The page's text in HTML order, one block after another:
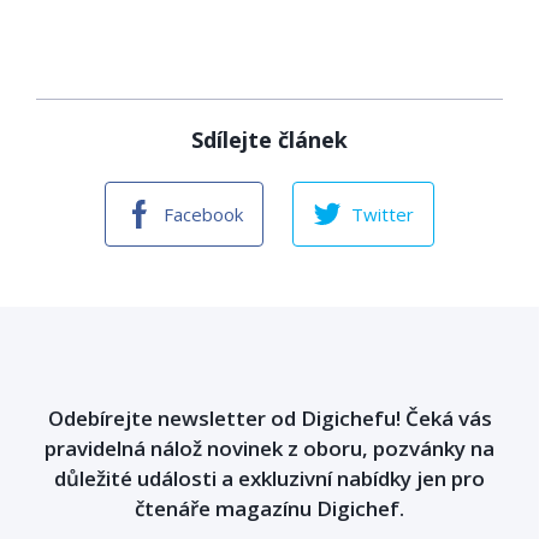
Sdílejte článek
Facebook Twitter
Odebírejte newsletter od Digichefu! Čeká vás
pravidelná nálož novinek z oboru, pozvánky na
důležité události a exkluzivní nabídky jen pro
čtenáře magazínu Digichef.